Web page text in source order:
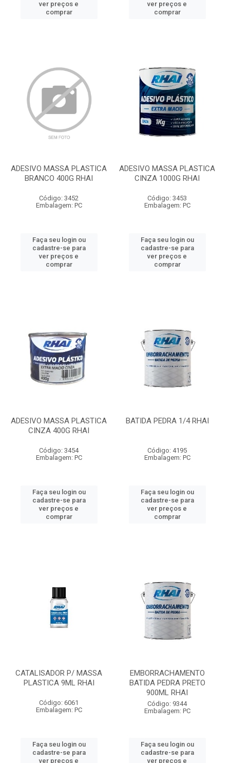
ver preços e
comprar
ver preços e
comprar
ADESIVO MASSA PLASTICA
BRANCO 400G RHAI
Código: 3452
Embalagem: PC
Faça seu login ou
cadastre-se para
ver preços e
comprar
ADESIVO MASSA PLASTICA
CINZA 1000G RHAI
Código: 3453
Embalagem: PC
Faça seu login ou
cadastre-se para
ver preços e
comprar
ADESIVO MASSA PLASTICA
CINZA 400G RHAI
Código: 3454
Embalagem: PC
Faça seu login ou
cadastre-se para
ver preços e
comprar
BATIDA PEDRA 1/4 RHAI
Código: 4195
Embalagem: PC
Faça seu login ou
cadastre-se para
ver preços e
comprar
CATALISADOR P/ MASSA
PLASTICA 9ML RHAI
Código: 6061
Embalagem: PC
Faça seu login ou
cadastre-se para
ver preços e
EMBORRACHAMENTO
BATIDA PEDRA PRETO
900ML RHAI
Código: 9344
Embalagem: PC
Faça seu login ou
cadastre-se para
ver preços e